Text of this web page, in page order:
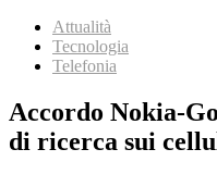
Attualità
Tecnologia
Telefonia
Accordo Nokia-
di ricerca sui